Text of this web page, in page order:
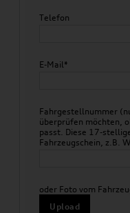
Telefon
E-Mail*
Fahrgestellnummer
überprüfen möchten,
passt. Diese 17-
Fahrzeugschein, z.B.
oder Foto vom
Upload